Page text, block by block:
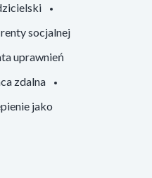
socjalnej
uprawnień
zdalna
jako